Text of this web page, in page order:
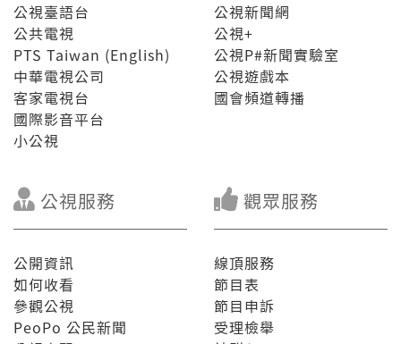
公視臺語台
公共電視
PTS Taiwan (English)
中華電視公司
客家電視台
國際影音平台
小公視
公視新聞網
公視+
公視P#新聞實驗室
公視遊戲本
國會頻道轉播
公視服務
公開資訊
如何收看
參觀公視
PeoPo 公民新聞
觀眾服務
線頂服務
節目表
節目申訴
受理檢舉